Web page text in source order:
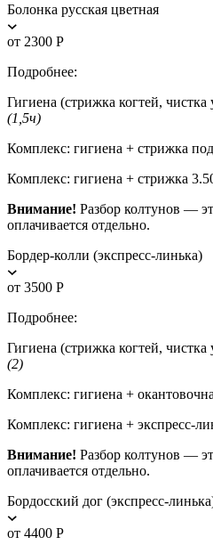
Болонка русская цветная
от 2300 Р
Подробнее:
Гигиена (стрижка когтей,
(1,5ч)
Комплекс: гигиена + стрижка
Комплекс: гигиена + стрижка
Внимание! Разбор колтунов —
оплачивается отдельно.
Бордер-колли (экспресс-линька)
от 3500 Р
Подробнее:
Гигиена (стрижка когтей,
(2)
Комплекс: гигиена +
Комплекс: гигиена + экспресс-
Внимание! Разбор колтунов —
оплачивается отдельно.
Бордосский дог (экспресс-
от 4400 Р